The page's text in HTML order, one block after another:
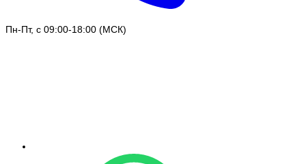
Пн-Пт, с 09:00-18:00 (МСК)